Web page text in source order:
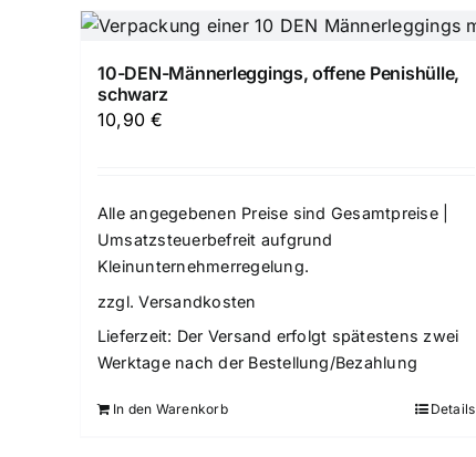
10-DEN-Männerleggings, offene Penishülle,
schwarz
10,90€
Alle angegebenen Preise sind Gesamtpreise |
Umsatzsteuerbefreit aufgrund
Kleinunternehmerregelung.
zzgl.Versandkosten
Lieferzeit: Der Versand erfolgt spätestens zwei
Werktage nach der Bestellung/Bezahlung
In den Warenkorb Details